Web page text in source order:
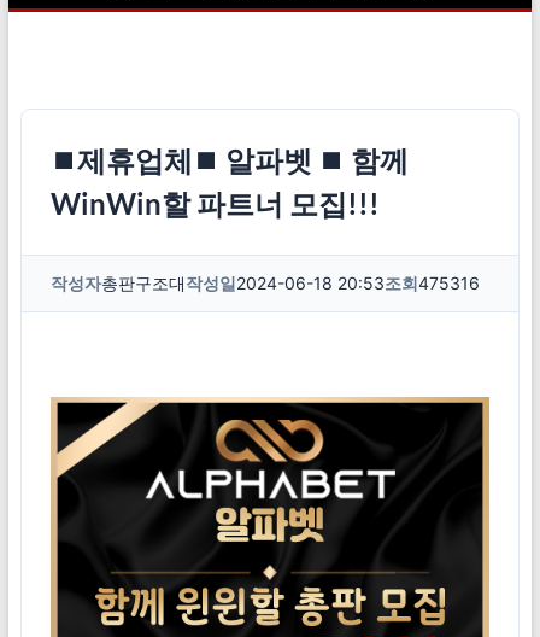
⏹제휴업체⏹ 알파벳 ⏹ 함께
WinWin할 파트너 모집!!!
작성자총판구조대작성일2024-06-18 20:53조회475316